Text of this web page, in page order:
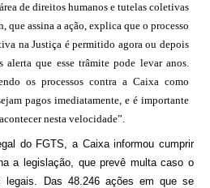
de direitos humanos e tutelas coletivas
que assina a ação, explica que o processo
na Justiça é permitido agora ou depois
alerta que esse trâmite pode levar anos.
os processos contra a Caixa como
pagos imediatamente, e é importante
nesta velocidade”.
do FGTS, a Caixa informou cumprir
a legislação, que prevê multa caso o
legais. Das 48.246 ações em que se